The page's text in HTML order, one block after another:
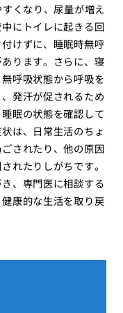
くなり、尿量が増え
にトイレに起きる回
けずに、睡眠時無呼
ります。さらに、寝
呼吸状態から呼吸を
発汗が促されるため
眠の状態を確認して
は、日常生活のちょ
されたり、他の原因
れたりしがちです。
、専門医に相談する
康的な生活を取り戻